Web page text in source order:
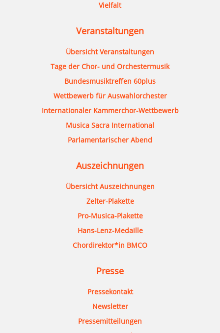
Vielfalt
Veranstaltungen
Übersicht Veranstaltungen
Tage der Chor- und Orchestermusik
Bundesmusiktreffen 60plus
Wettbewerb für Auswahlorchester
Internationaler Kammerchor-Wettbewerb
Musica Sacra International
Parlamentarischer Abend
Auszeichnungen
Übersicht Auszeichnungen
Zelter-Plakette
Pro-Musica-Plakette
Hans-Lenz-Medaille
Chordirektor*in BMCO
Presse
Pressekontakt
Newsletter
Pressemitteilungen